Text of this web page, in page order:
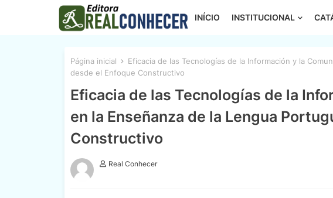
INÍCIO INSTITUCIONAL
Página inicial
Eficacia de las Tecnologías de la Información y la
desde el Enfoque Constructivo
Eficacia de las Tecnologías de la
en la Enseñanza de la Lengua
Constructivo
Real Conhecer